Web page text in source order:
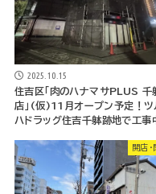
2025.10.15
住吉区「肉のハナマサPLUS 千
店」(仮)11月オープン予定！ツ
ハドラッグ住吉千躰跡地で工事
開店・